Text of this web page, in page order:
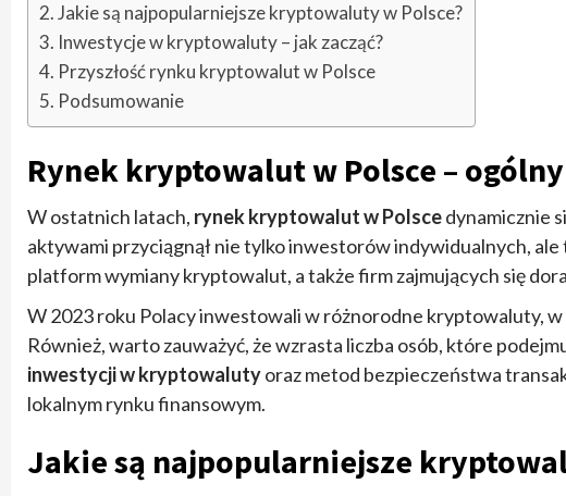
Jakie są najpopularniejsze kryptowaluty w Polsce?
Inwestycje w kryptowaluty – jak zacząć?
Przyszłość rynku kryptowalut w Polsce
Podsumowanie
Rynek kryptowalut w Polsce –
W ostatnich latach, rynek kryptowalut w Polscedynamicznie
aktywami przyciągnął nie tylko inwestorów indywidualnych,
platform wymiany kryptowalut, a także firm zajmujących się
W 2023 roku Polacy inwestowali w różnorodne kryptowaluty,
Również, warto zauważyć, że wzrasta liczba osób, które
inwestycji w kryptowalutyoraz metod bezpieczeństwa
lokalnym rynku finansowym.
Jakie są najpopularniejsze